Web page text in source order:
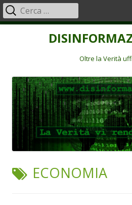
Oltre la Verità
Menu
principale
Ricerca
per:
TAG:
ECONOMIA